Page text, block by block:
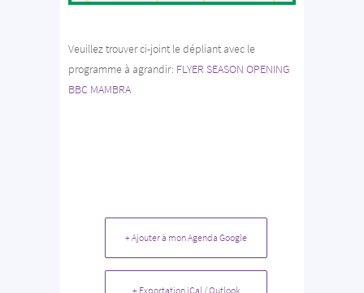
Veuillez trouver ci-joint le dépliant avec le
programme à agrandir: FLYER SEASON OPENING
BBC MAMBRA
+ Ajouter à mon Agenda Google
+ Exportation iCal / Outlook